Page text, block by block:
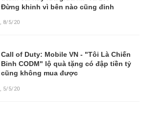
Đừng khinh vì bên nào cũng đỉnh
, 8/5/20
Call of Duty: Mobile VN - "Tôi Là Chiến
Binh CODM" lộ quà tặng có đập tiền tỷ
cũng không mua được
5/5/20